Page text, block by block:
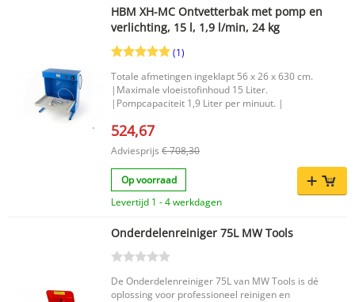
HBM XH-MC Ontvetterbak met pomp en
verlichting, 15 l, 1,9 l/min, 24 kg
(1)
Totale afmetingen ingeklapt 56 x 26 x 630 cm.
|Maximale vloeistofinhoud 15 Liter.
|Pompcapaciteit 1,9 Liter per minuut. |
524,67
Adviesprijs € 708,30
Op voorraad
Levertijd 1 - 4 werkdagen
Onderdelenreiniger 75L MW Tools
De Onderdelenreiniger 75L van MW Tools is dé
oplossing voor professioneel reinigen en